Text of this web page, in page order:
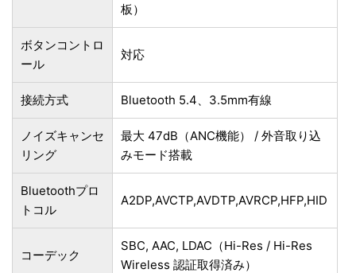
板）
ボタンコントロ
ール
対応
接続方式 Bluetooth 5.4、3.5mm有線
ノイズキャンセ
リング
最大 47dB（ANC機能） / 外音取り込
みモード搭載
Bluetoothプロ
トコル
A2DP,AVCTP,AVDTP,AVRCP,HFP,HID
コーデック
SBC, AAC, LDAC（Hi-Res / Hi-Res
Wireless 認証取得済み）